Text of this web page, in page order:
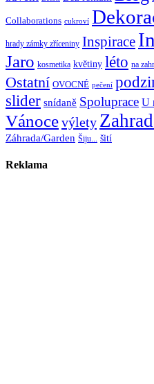
Collaborations cukroví
hrady zámky zříceniny Inspirace
Jaro kosmetika květiny léto na
Ostatní OVOCNÉ pečení
slider snídaně Spoluprace U
Vánocevýlety
Záhrada/Garden Šiju... šití
Reklama